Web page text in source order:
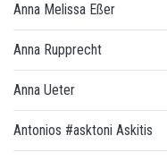
Anna Melissa Eßer
Anna Rupprecht
Anna Ueter
Antonios #asktoni Askitis